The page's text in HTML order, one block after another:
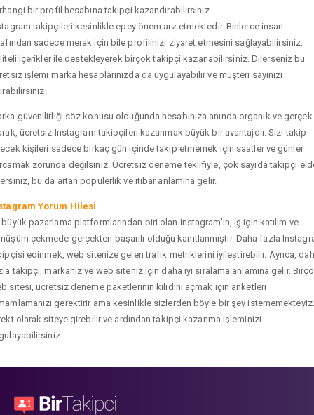
bir profil hesabına takipçi kazandırabilirsiniz.
takipçileri kesinlikle epey önem arz etmektedir. Binlerce insan
sadece merak için bile profilinizi ziyaret etmesini sağlayabilirsiniz.
içerikler ile destekleyerek birçok takipçi kazanabilirsiniz. Dilerseniz bu
işlemi marka hesaplarınızda da uygulayabilir ve müşteri sayınızı
güvenilirliği söz konusu olduğunda hesabınıza anında organik ve gerçek
ücretsiz Instagram takipçileri kazanmak büyük bir avantajdır. Sizi takip
kişileri sadece birkaç gün içinde takip etmemek için saatler ve günler
zorunda değilsiniz. Ücretsiz deneme teklifiyle, çok sayıda takipçi
bu da artan popülerlik ve itibar anlamına gelir.
Yorum Hilesi
büyük pazarlama platformlarından biri olan Instagram'ın, iş için katılım ve
çekmede gerçekten başarılı olduğu kanıtlanmıştır. Daha fazla
edinmek, web sitenize gelen trafik metriklerini iyileştirebilir. Ayrıca,
takipçi, markanız ve web siteniz için daha iyi sıralama anlamına gelir.
sitesi, ücretsiz deneme paketlerinin kilidini açmak için anketleri
gerektirir ama kesinlikle sizlerden böyle bir şey istememekteyiz.
olarak siteye girebilir ve ardından takipçi kazanma işleminizi